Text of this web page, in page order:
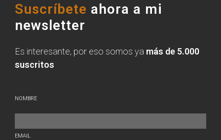
Suscríbete ahora a mi
newsletter
Es interesante, por eso somos ya más de 5.000
suscritos
NOMBRE
EMAIL